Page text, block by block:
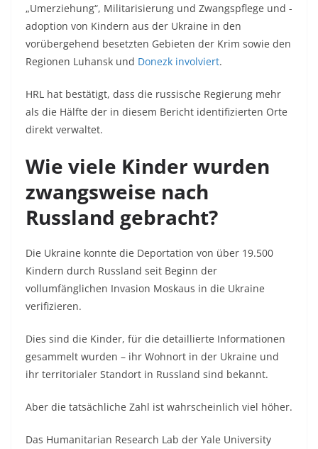
„Umerziehung“, Militarisierung und Zwangspflege und -
adoption von Kindern aus der Ukraine in den
vorübergehend besetzten Gebieten der Krim sowie den
Regionen Luhansk und Donezk involviert.
HRL hat bestätigt, dass die russische Regierung mehr
als die Hälfte der in diesem Bericht identifizierten Orte
direkt verwaltet.
Wie viele Kinder wurden
zwangsweise nach
Russland gebracht?
Die Ukraine konnte die Deportation von über 19.500
Kindern durch Russland seit Beginn der
vollumfänglichen Invasion Moskaus in die Ukraine
verifizieren.
Dies sind die Kinder, für die detaillierte Informationen
gesammelt wurden – ihr Wohnort in der Ukraine und
ihr territorialer Standort in Russland sind bekannt.
Aber die tatsächliche Zahl ist wahrscheinlich viel höher.
Das Humanitarian Research Lab der Yale University